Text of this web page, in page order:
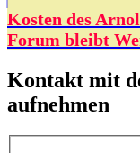
Kosten des
Forum bleibt
Kontakt mit
aufnehmen